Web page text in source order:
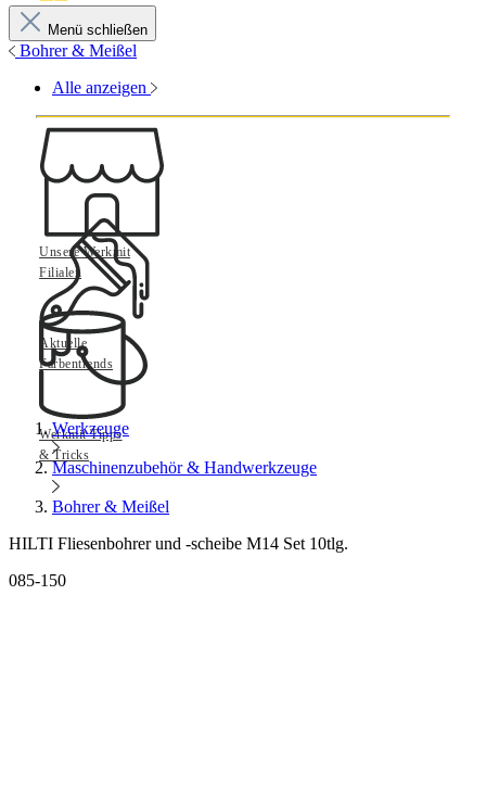
Menü schließen
Bohrer & Meißel
Alle anzeigen
Unsere Werkmit
Filialen
Aktuelle
Farbentrends
Werkmit Tipps
& Tricks
Werkzeuge
Maschinenzubehör & Handwerkzeuge
Bohrer & Meißel
HILTI Fliesenbohrer und -scheibe M14 Set 10tlg.
085-150